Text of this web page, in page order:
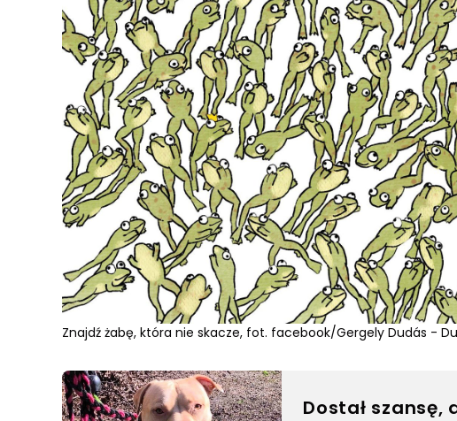
Znajdź żabę, która nie skacze, fot. facebook/Gergely Dudás -
Dostał szansę,